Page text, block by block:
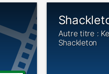
Autre titre :
Shackleton